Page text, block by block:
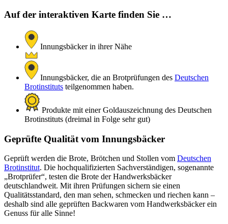
Auf der interaktiven Karte finden Sie …
Innungsbäcker in ihrer Nähe
Innungsbäcker, die an Brotprüfungen des Deutschen
Brotinstituts teilgenommen haben.
Produkte mit einer Goldauszeichnung des Deutschen
Brotinstituts (dreimal in Folge sehr gut)
Geprüfte Qualität vom Innungsbäcker
Geprüft werden die Brote, Brötchen und Stollen vom Deutschen
Brotinstitut. Die hochqualifizierten Sachverständigen, sogenannte
„Brotprüfer“, testen die Brote der Handwerksbäcker
deutschlandweit. Mit ihren Prüfungen sichern sie einen
Qualitätsstandard, den man sehen, schmecken und riechen kann –
deshalb sind alle geprüften Backwaren vom Handwerksbäcker ein
Genuss für alle Sinne!